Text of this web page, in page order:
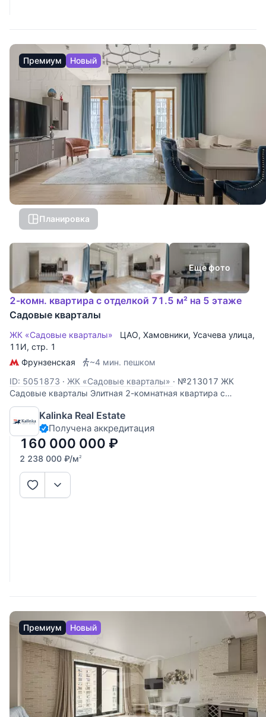
Премиум Новый
Планировка
Еще фото
2-комн. квартира с отделкой 71.5 м² на 5 этаже
Садовые кварталы
ЖК «Садовые кварталы» ЦАО, Хамовники, Усачева улица,
11И, стр. 1
Фрунзенская
~4 мин. пешком
ID: 5051873 · ЖК «Садовые кварталы» · №213017 ЖК
Садовые кварталы Элитная 2-комнатная квартира с
дизайнерским ремонтом в легендарном ЖК «Садовые
кварталы» (Хамовники). Окна выходят в благоустроенный
внутренний двор. Вы получаете абсолютную тишину,
приватность и много света без уличного
Kalinka Real Estate
Получена аккредитация
160 000 000 ₽
2 238 000 ₽/м2
Премиум Новый